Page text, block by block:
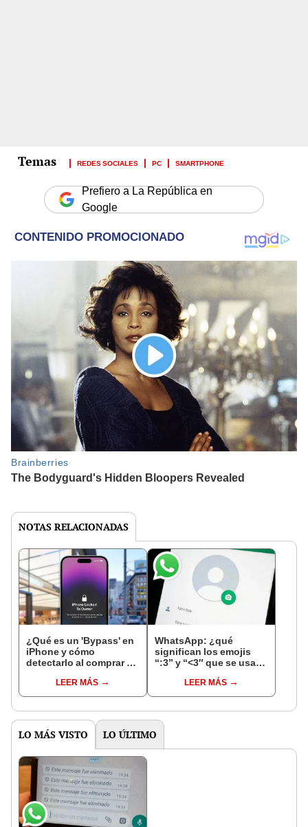
REDES SOCIALES PC SMARTPHONE
Prefiero a La República en
Google
NOTAS RELACIONADAS
¿Qué es un 'Bypass' en
iPhone y cómo
detectarlo al comprar un
LEER MÁS
WhatsApp: ¿qué
significan los emojis
“:3” y “<3″ que se usan
LEER MÁS
LO MÁS VISTO LO ÚLTIMO